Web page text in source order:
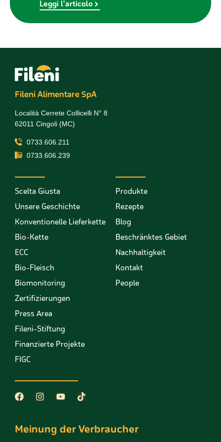
Fileni Alimentare SpA
Località Cerrete Collicelli N° 8
62011 Cingoli (MC)
0733.606.211
0733.606.239
Scelta Giusta
Unsere Geschichte
Konventionelle Lieferkette
Bio-Kette
ECC
Bio-Fleisch
Biomonitoring
Zertifizierungen
Press Area
Fileni-Stiftung
Finanzierte Projekte
FIGC
Produkte
Rezepte
Blog
Beschränktes Gebiet
Nachhaltigkeit
Kontakt
People
Meinung der Verbraucher